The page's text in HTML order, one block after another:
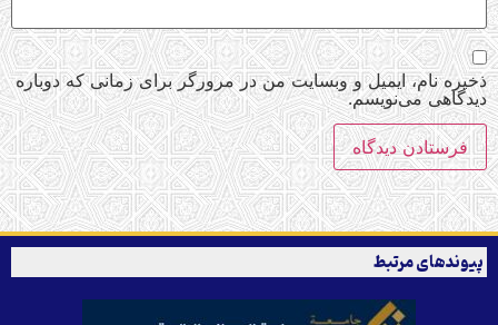
ذخیره نام، ایمیل و وبسایت من در مرورگر برای زمانی که دوباره
دیدگاهی می‌نویسم.
پیوندهای مرتبط